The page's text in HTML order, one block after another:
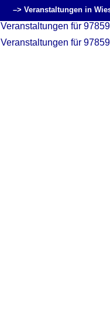
–> Veranstaltungen in
Veranstaltungen für 97859
Veranstaltungen für 97859